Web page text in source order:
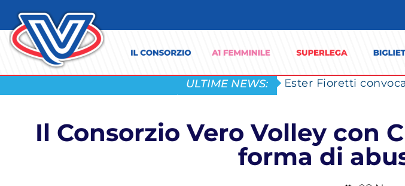
ULTIME NEWS: Ester Fioretti
Il Consorzio Vero Volley con
forma di